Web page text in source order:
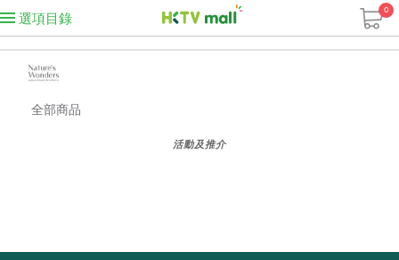
選項目錄
0
全部商品
活動及推介